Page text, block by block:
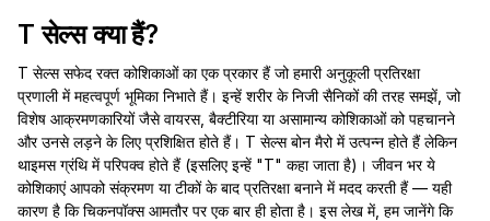
T सेल्स क्या हैं?
T सेल्स सफेद रक्त कोशिकाओं का एक प्रकार हैं जो हमारी अनुकूली प्रतिरक्षा
प्रणाली में महत्वपूर्ण भूमिका निभाते हैं। इन्हें शरीर के निजी सैनिकों की तरह समझें, जो
विशेष आक्रमणकारियों जैसे वायरस, बैक्टीरिया या असामान्य कोशिकाओं को पहचानने
और उनसे लड़ने के लिए प्रशिक्षित होते हैं। T सेल्स बोन मैरो में उत्पन्न होते हैं लेकिन
थाइमस ग्रंथि में परिपक्व होते हैं (इसलिए इन्हें "T" कहा जाता है)। जीवन भर ये
कोशिकाएं आपको संक्रमण या टीकों के बाद प्रतिरक्षा बनाने में मदद करती हैं — यही
कारण है कि चिकनपॉक्स आमतौर पर एक बार ही होता है। इस लेख में, हम जानेंगे कि